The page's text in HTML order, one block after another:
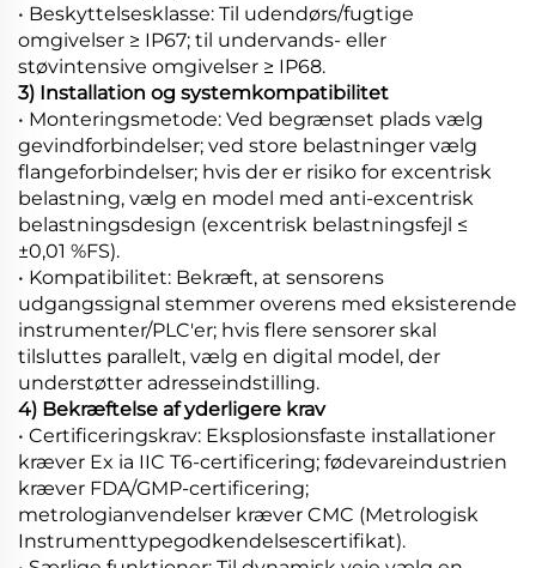
• Beskyttelsesklasse: Til udendørs/fugtige
omgivelser ≥ IP67; til undervands- eller
støvintensive omgivelser ≥ IP68.
3) Installation og systemkompatibilitet
• Monteringsmetode: Ved begrænset plads vælg
gevindforbindelser; ved store belastninger vælg
flangeforbindelser; hvis der er risiko for excentrisk
belastning, vælg en model med anti-excentrisk
belastningsdesign (excentrisk belastningsfejl ≤
±0,01 %FS).
• Kompatibilitet: Bekræft, at sensorens
udgangssignal stemmer overens med eksisterende
instrumenter/PLC'er; hvis flere sensorer skal
tilsluttes parallelt, vælg en digital model, der
understøtter adresseindstilling.
4) Bekræftelse af yderligere krav
• Certificeringskrav: Eksplosionsfaste installationer
kræver Ex ia IIC T6-certificering; fødevareindustrien
kræver FDA/GMP-certificering;
metrologianvendelser kræver CMC (Metrologisk
Instrumenttypegodkendelsescertifikat).